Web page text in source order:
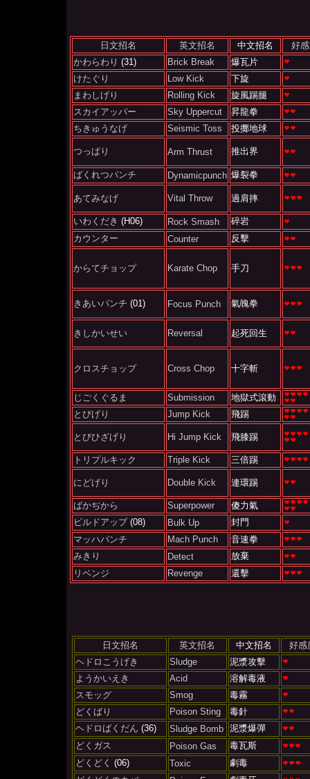
日文招名 英文招名 中文招名
好
かわらわり (31) Brick Break
爆瓦片
けたぐり
Low Kick
下旋
まわしげり
Rolling Kick
旋風踢腿
スカイアッパー
Sky Uppercut
昇龍拳
ちきゅうなげ
Seismic Toss 投擲地球
つっぱり Arm Thrust 推出界
ばくれつパンチ Dynamicpunch 爆裂拳
あてみなげ Vital Throw 過肩摔
いわくだき (H06) Rock Smash
碎岩
カウンター
Counter 反擊
からてチョップ Karate Chop 手刀
きあいパンチ (01) Focus Punch 氣魄拳
きしかいせい Reversal 起死回生
クロスチョップ Cross Chop 十字斬
じごくぐるま Submission
地獄式滾動
とびげり
Jump Kick 飛踢
とびひざげり Hi Jump Kick 飛膝踢
トリプルキック Triple Kick 三倍踢
にどげり Double Kick 連環踢
ばかぢから Superpower
傻力氣
ビルドアップ(08) Bulk Up
封門
マッハパンチ
Mach Punch
音速拳
みきり
Detect
放棄
リベンジ
Revenge 還擊
日文招名 英文招名 中文招名
好感
ヘドロこうげき
Sludge
泥漿攻擊
ようかいえき
Acid
溶解毒液
スモッグ
Smog
毒霧
どくばり
Poison Sting
毒針
ヘドロばくだん (36) Sludge Bomb
泥漿爆彈
どくガス
Poison Gas
毒瓦斯
どくどく (06) Toxic
劇毒